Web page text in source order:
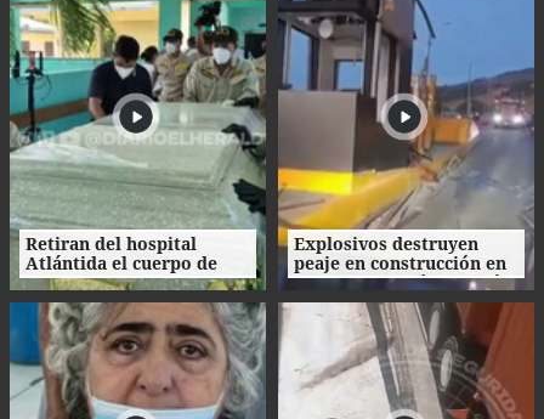
Retiran del hospital
Atlántida el cuerpo de
Nasser Hilsaca
Explosivos destruyen
peaje en construcción en
Colombia un día después
de la investidura de De la
Espriella